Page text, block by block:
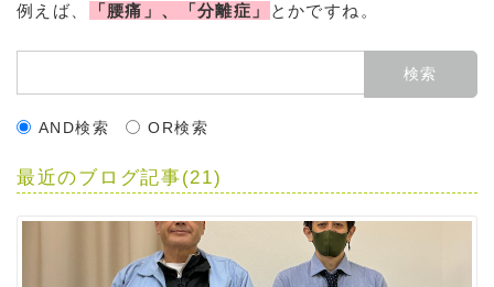
例えば、
「腰痛」、「分離症」 とかですね。
AND検索 OR検索
最近のブログ記事(21)